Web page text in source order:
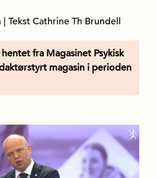
| Tekst Cathrine Th Brundell
fra Magasinet Psykisk
magasin i perioden